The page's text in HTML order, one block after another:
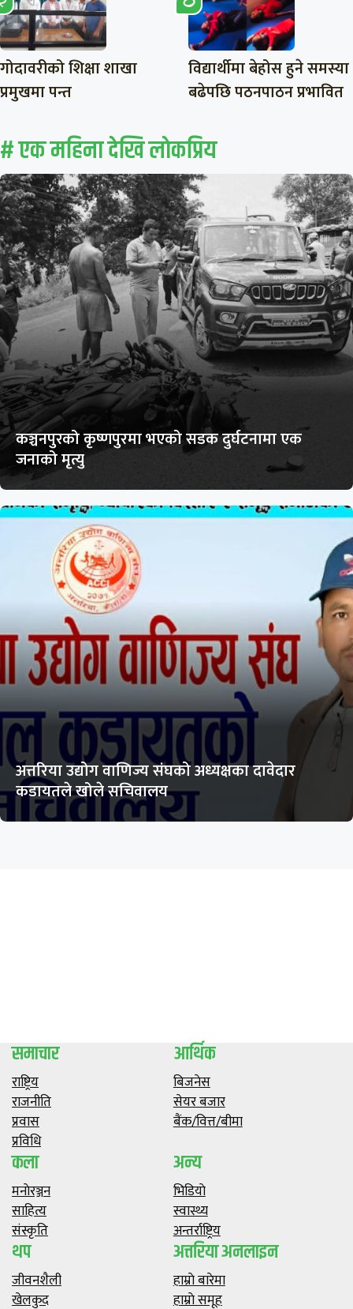
गोदावरीको शिक्षा शाखा
प्रमुखमा पन्त
विद्यार्थीमा बेहोस हुने समस्या
बढेपछि पठनपाठन प्रभावित
# एक महिना देखि लाेकप्रिय
कञ्चनपुरको कृष्णपुरमा भएको सडक दुर्घटनामा एक
जनाको मृत्यु
अत्तरिया उद्योग वाणिज्य संघको अध्यक्षका दावेदार
कडायतले खोले सचिवालय
समाचार
राष्ट्रिय
राजनीति
प्रवास
प्रविधि
आर्थिक
बिजनेस
सेयर बजार
बैंक/वित्त/बीमा
कला
मनाेरञ्जन
साहित्य
संस्कृति
अन्य
भिडियाे
स्वास्थ्य
अन्तर्राष्ट्रिय
थप
जीवनशैली
खेलकुद
अत्तरिया अनलाइन
हाम्राे बारेमा
हाम्राे समूह